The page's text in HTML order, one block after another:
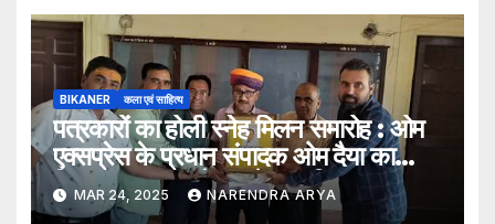
BIKANER कला एवं साहित्य
पत्रकारों का होली स्नेह मिलन समारोह : ओम
एक्सप्रेस के प्रधान संपादक ओम दैया का
किया “पत्रकार गौरव” से सम्मानित
MAR 24, 2025 NARENDRA ARYA